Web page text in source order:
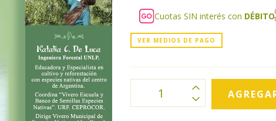
Cuotas SIN interés con DÉBITO
VER MEDIOS DE PAGO